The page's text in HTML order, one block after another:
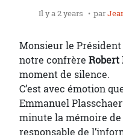
Il y a 2 years par
Monsieur le
notre confrère Robert
moment de silence.
C’est avec émotion
Emmanuel
minute la mémoire de
responsable de